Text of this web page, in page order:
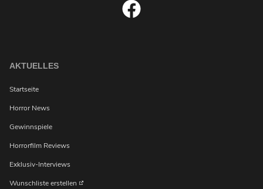
AKTUELLES
Startseite
Horror News
Gewinnspiele
Horrorfilm Reviews
Exklusiv-Interviews
Wunschliste erstellen